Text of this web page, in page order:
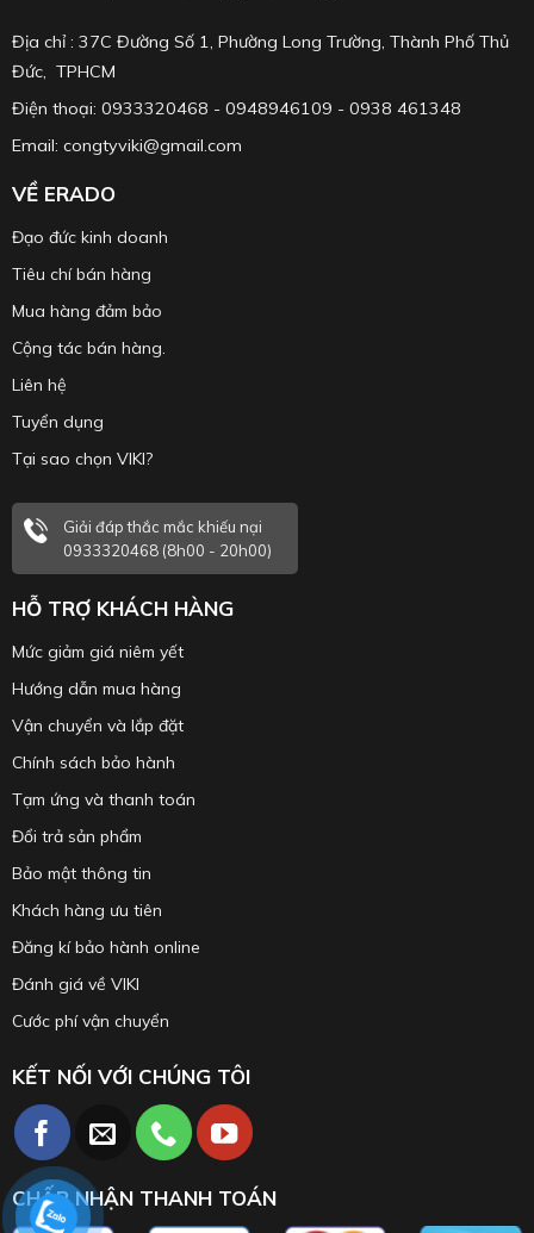
Địa chỉ : 37C Đường Số 1, Phường Long Trường, Thành Phố Thủ
Đức, TPHCM
Điện thoại: 0933320468 - 0948946109 - 0938 461348
Email: congtyviki@gmail.com
VỀ ERADO
Đạo đức kinh doanh
Tiêu chí bán hàng
Mua hàng đảm bảo
Cộng tác bán hàng.
Liên hệ
Tuyển dụng
Tại sao chọn VIKI?
Giải đáp thắc mắc khiếu nại
0933320468 (8h00 - 20h00)
HỖ TRỢ KHÁCH HÀNG
Mức giảm giá niêm yết
Hướng dẫn mua hàng
Vận chuyển và lắp đặt
Chính sách bảo hành
Tạm ứng và thanh toán
Đổi trả sản phẩm
Bảo mật thông tin
Khách hàng ưu tiên
Đăng kí bảo hành online
Đánh giá về VIKI
Cước phí vận chuyển
KẾT NỐI VỚI CHÚNG TÔI
CHẤP NHẬN THANH TOÁN